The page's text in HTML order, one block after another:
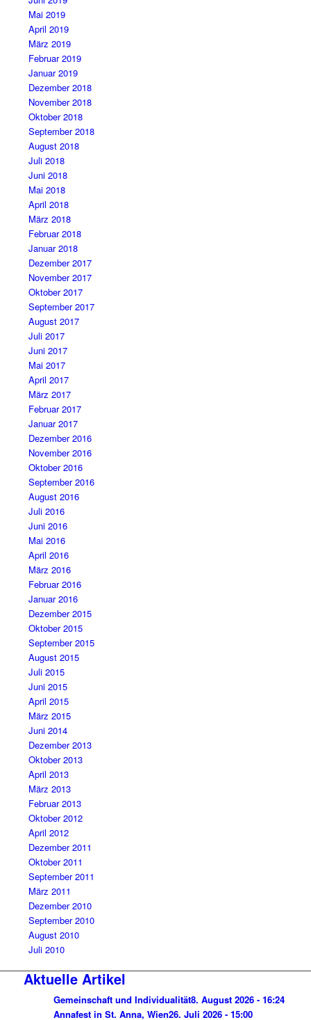
Mai 2019
April 2019
März 2019
Februar 2019
Januar 2019
Dezember 2018
November 2018
Oktober 2018
September 2018
August 2018
Juli 2018
Juni 2018
Mai 2018
April 2018
März 2018
Februar 2018
Januar 2018
Dezember 2017
November 2017
Oktober 2017
September 2017
August 2017
Juli 2017
Juni 2017
Mai 2017
April 2017
März 2017
Februar 2017
Januar 2017
Dezember 2016
November 2016
Oktober 2016
September 2016
August 2016
Juli 2016
Juni 2016
Mai 2016
April 2016
März 2016
Februar 2016
Januar 2016
Dezember 2015
Oktober 2015
September 2015
August 2015
Juli 2015
Juni 2015
April 2015
März 2015
Juni 2014
Dezember 2013
Oktober 2013
April 2013
März 2013
Februar 2013
Oktober 2012
April 2012
Dezember 2011
Oktober 2011
September 2011
März 2011
Dezember 2010
September 2010
August 2010
Juli 2010
Aktuelle Artikel
Gemeinschaft und Individualität8. August 2026 - 16:24
Annafest in St. Anna, Wien26. Juli 2026 - 15:00